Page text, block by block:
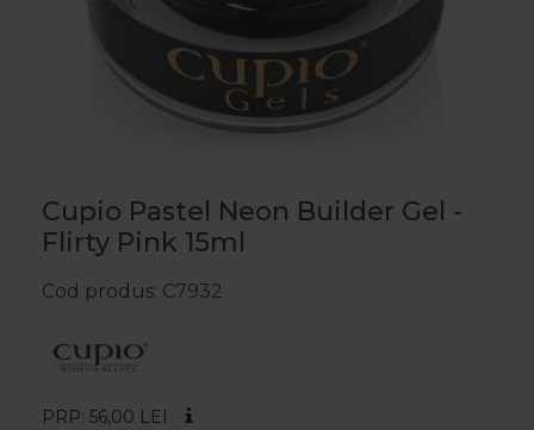
Cupio Pastel Neon Builder Gel -
Flirty Pink 15ml
Cod produs C7932
PRP: 56,00 LEI